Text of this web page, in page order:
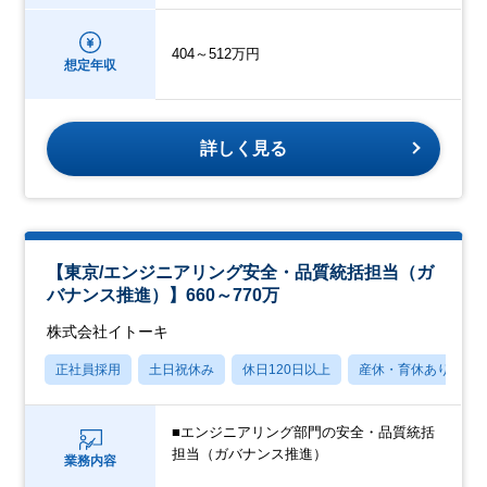
想定年収
404～512万円
詳しく見る
【東京/エンジニアリング安全・品質統括担当（ガ
バナンス推進）】660～770万
株式会社イトーキ
正社員採用 土日祝休み 休日120日以上 産休・育休あり
業務内容
■エンジニアリング部門の安全・品質統括
担当（ガバナンス推進）